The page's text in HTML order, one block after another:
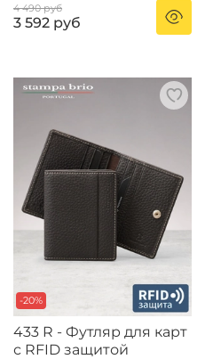
4 490 руб
3 592 руб
-20%
433 R - Футляр для карт
с RFID защитой